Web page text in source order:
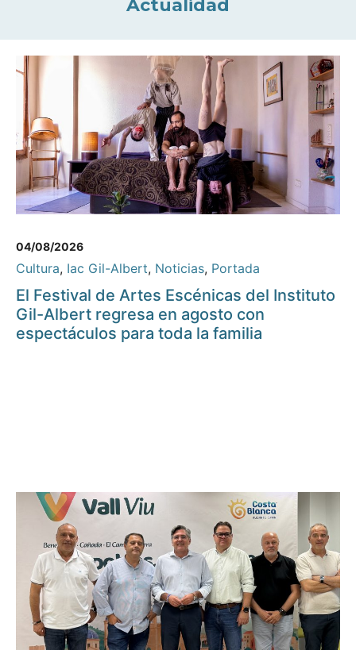
Actualidad
04/08/2026
Cultura, Iac Gil-Albert, Noticias, Portada
El Festival de Artes Escénicas del Instituto
Gil-Albert regresa en agosto con
espectáculos para toda la familia